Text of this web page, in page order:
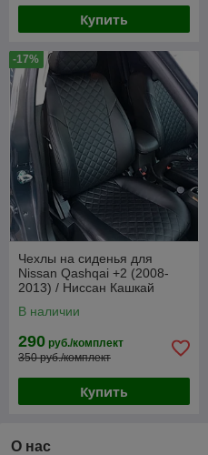
Купить
-17%
Чехлы на сиденья для
Nissan Qashqai +2 (2008-
2013) / Ниссан Кашкай
РОМБ)
В наличии
290 руб./комплект
350 руб./комплект
Купить
О нас